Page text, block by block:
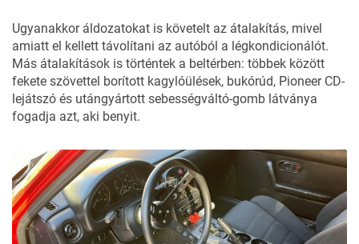
Ugyanakkor áldozatokat is követelt az átalakítás, mivel
amiatt el kellett távolítani az autóból a légkondicionálót.
Más átalakítások is történtek a beltérben: többek között
fekete szövettel borított kagylóülések, bukórúd, Pioneer CD-
lejátszó és utángyártott sebességváltó-gomb látványa
fogadja azt, aki benyit.